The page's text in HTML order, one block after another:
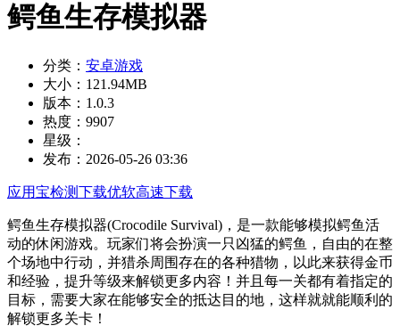
鳄鱼生存模拟器
分类： 安卓游戏
大小： 121.94MB
版本： 1.0.3
热度： 9907
星级：
发布： 2026-05-26 03:36
应用宝检测下载优软高速下载
鳄鱼生存模拟器(Crocodile Survival)，是一款能够模拟鳄鱼活
动的休闲游戏。玩家们将会扮演一只凶猛的鳄鱼，自由的在整
个场地中行动，并猎杀周围存在的各种猎物，以此来获得金币
和经验，提升等级来解锁更多内容！并且每一关都有着指定的
目标，需要大家在能够安全的抵达目的地，这样就就能顺利的
解锁更多关卡！